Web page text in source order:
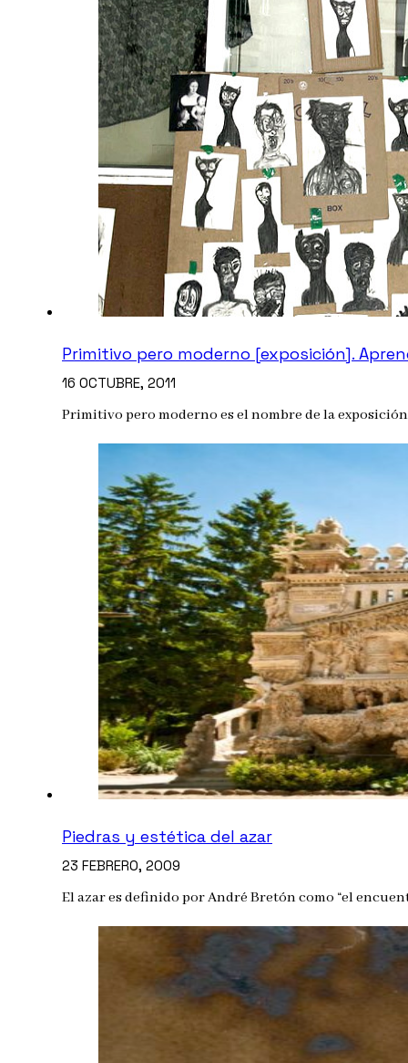
Primitivo pero moderno [exposición].
16 OCTUBRE, 2011
Primitivo pero moderno es el nombre de la
Piedras y estética del azar
23 FEBRERO, 2009
El azar es definido por André Bretón como “el